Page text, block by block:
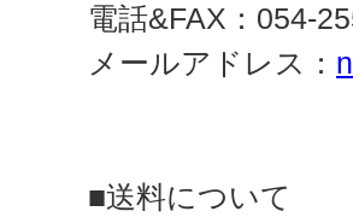
電話&FAX：054-
メールアドレス：
■送料について